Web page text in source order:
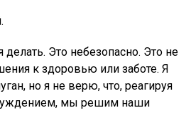
делать. Это небезопасно. Это не
к здоровью или заботе. Я
но я не верю, что, реагируя
мы решим наши